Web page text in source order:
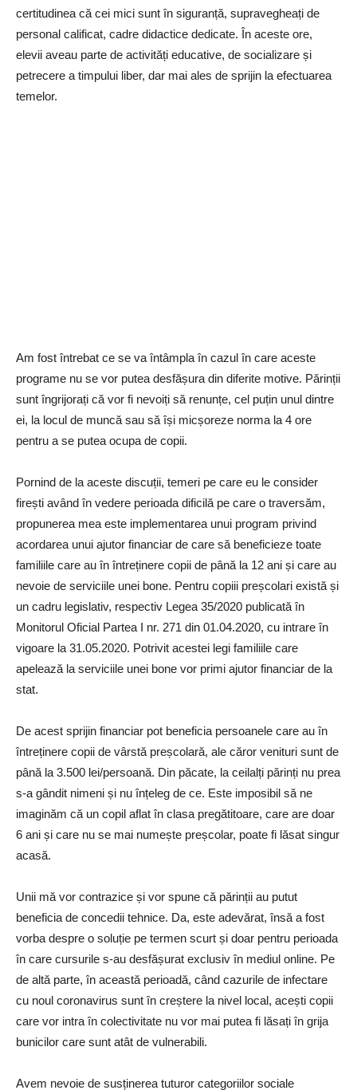
certitudinea că cei mici sunt în siguranță, supravegheați de
personal calificat, cadre didactice dedicate. În aceste ore,
elevii aveau parte de activități educative, de socializare și
petrecere a timpului liber, dar mai ales de sprijin la efectuarea
temelor.
Am fost întrebat ce se va întâmpla în cazul în care aceste
programe nu se vor putea desfășura din diferite motive. Părinții
sunt îngrijorați că vor fi nevoiți să renunțe, cel puțin unul dintre
ei, la locul de muncă sau să își micșoreze norma la 4 ore
pentru a se putea ocupa de copii.
Pornind de la aceste discuții, temeri pe care eu le consider
firești având în vedere perioada dificilă pe care o traversăm,
propunerea mea este implementarea unui program privind
acordarea unui ajutor financiar de care să beneficieze toate
familiile care au în întreținere copii de până la 12 ani și care au
nevoie de serviciile unei bone. Pentru copiii preșcolari există și
un cadru legislativ, respectiv Legea 35/2020 publicată în
Monitorul Oficial Partea I nr. 271 din 01.04.2020, cu intrare în
vigoare la 31.05.2020. Potrivit acestei legi familiile care
apelează la serviciile unei bone vor primi ajutor financiar de la
stat.
De acest sprijin financiar pot beneficia persoanele care au în
întreținere copii de vârstă preșcolară, ale căror venituri sunt de
până la 3.500 lei/persoană. Din păcate, la ceilalți părinți nu prea
s-a gândit nimeni și nu înțeleg de ce. Este imposibil să ne
imaginăm că un copil aflat în clasa pregătitoare, care are doar
6 ani și care nu se mai numește preșcolar, poate fi lăsat singur
acasă.
Unii mă vor contrazice și vor spune că părinții au putut
beneficia de concedii tehnice. Da, este adevărat, însă a fost
vorba despre o soluție pe termen scurt și doar pentru perioada
în care cursurile s-au desfășurat exclusiv în mediul online. Pe
de altă parte, în această perioadă, când cazurile de infectare
cu noul coronavirus sunt în creștere la nivel local, acești copii
care vor intra în colectivitate nu vor mai putea fi lăsați în grija
bunicilor care sunt atât de vulnerabili.
Avem nevoie de susținerea tuturor categoriilor sociale